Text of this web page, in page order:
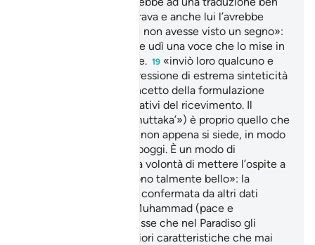
diversa: «ella lo desiderava e anche lui l’avrebbe
«se non avesse visto un segno»:
Tabarì (xII, 185-dice che udì una voce che lo mise in
guardia dalla tentazione. 19 «inviò loro qualcuno e
preparò i cuscini»: espressione di estrema sinteticità
per rendere tutto il concetto della formulazione
degli inviti e dei preparativi del ricevimento. Il
«cuscino» (in arabo «muttaka’») è proprio quello che
viene offerto all’ospite non appena si siede, in modo
che si sostenga o si appoggi. È un modo di
comunicare la massima volontà di mettere l’ospite a
«lo trovarono talmente bello»: la
bellezza di Giuseppe è confermata da altri dati
tradizionali. Il Profeta Muhammad (pace e
benedizioni su di lui) disse che nel Paradiso gli
uomini avranno le migliori caratteristiche che mai